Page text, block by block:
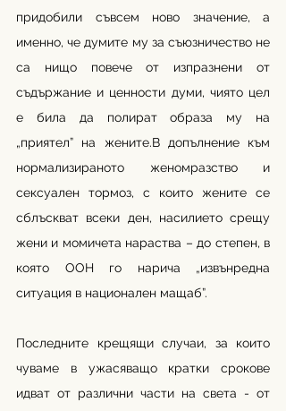
придобили съвсем ново значение, а
именно, че думите му за съюзничество не
са нищо повече от изпразнени от
съдържание и ценности думи, чиято цел
е била да полират образа му на
„приятел” на жените.В допълнение към
нормализираното женомразство и
сексуален тормоз, с които жените се
сблъскват всеки ден, насилието срещу
жени и момичета нараства – до степен, в
която ООН го нарича „извънредна
ситуация в национален мащаб”.
Последните крещящи случаи, за които
чуваме в ужасяващо кратки срокове
идват от различни части на света - от